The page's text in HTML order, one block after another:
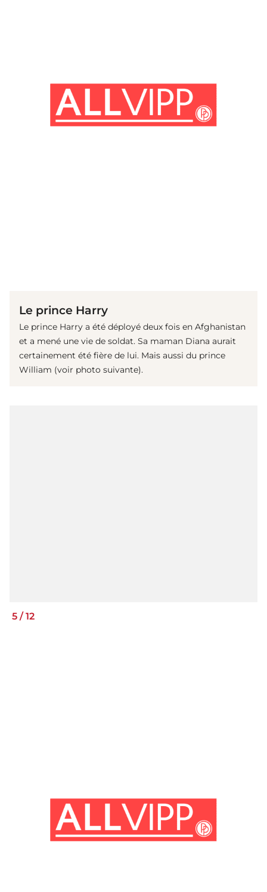
Le prince Harry
Le prince Harry a été déployé deux fois en Afghanistan
et a mené une vie de soldat. Sa maman Diana aurait
certainement été fière de lui. Mais aussi du prince
William (voir photo suivante).
5 / 12